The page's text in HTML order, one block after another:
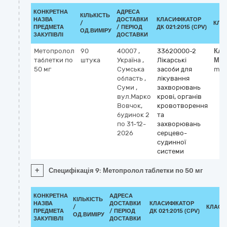
КОНКРЕТНА
НАЗВА
ПРЕДМЕТА
ЗАКУПІВЛІ
КІЛЬКІСТЬ
/
ОД.ВИМІРУ
АДРЕСА
ДОСТАВКИ
/ ПЕРІОД
ДОСТАВКИ
КЛАСИФІКАТОР
ДК 021:2015 (CPV)
Метопролол
таблетки по
50 мг
90
штука
40007 ,
Україна ,
Сумська
область ,
Суми ,
вул.Марко
Вовчок,
будинок 2
по 31-12-
2026
33620000-2
Лікарські
засоби для
лікування
захворювань
крові, органів
кровотворення
та
захворювань
серцево-
судинної
системи
+ Специфікація 9: Метопролол таблетки по 50 мг
КОНКРЕТНА
НАЗВА
ПРЕДМЕТА
ЗАКУПІВЛІ
КІЛЬКІСТЬ
/
ОД.ВИМІРУ
АДРЕСА
ДОСТАВКИ
/ ПЕРІОД
ДОСТАВКИ
КЛАСИФІКАТОР
ДК 021:2015 (CPV)